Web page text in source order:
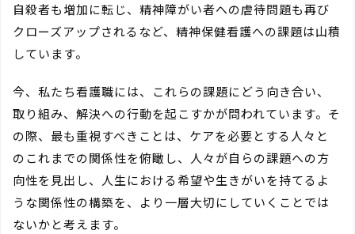
自殺者も増加に転じ、精神障がい者への虐待問題も再び
クローズアップされるなど、精神保健看護への課題は山積
しています。
今、私たち看護職には、これらの課題にどう向き合い、
取り組み、解決への行動を起こすかが問われています。そ
の際、最も重視すべきことは、ケアを必要とする人々と
のこれまでの関係性を俯瞰し、人々が自らの課題への方
向性を見出し、人生における希望や生きがいを持てるよ
うな関係性の構築を、より一層大切にしていくことでは
ないかと考えます。